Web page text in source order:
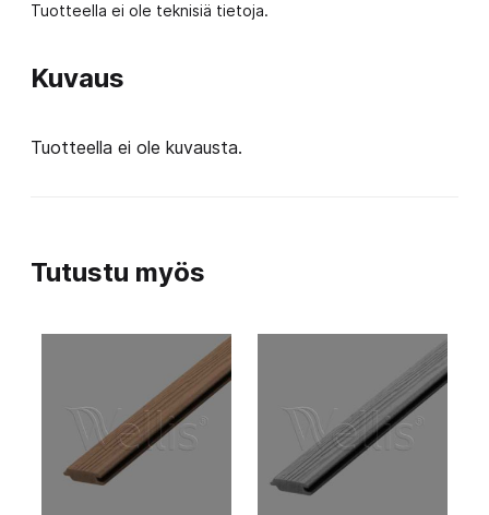
Kuvaus
Tuotteella ei ole kuvausta.
Tuotteella ei ole teknisiä tietoja.
Tutustu myös